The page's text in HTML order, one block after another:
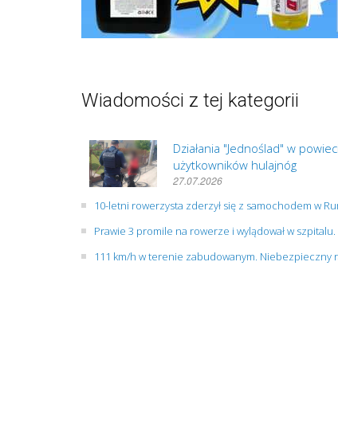
Wiadomości z tej kategorii
Działania "Jednoślad" w
użytkowników hulajnóg
27.07.2026
10-letni rowerzysta zderzył się z samochodem w
Prawie 3 promile na rowerze i wylądował w
111 km/h w terenie zabudowanym. Niebezpieczny